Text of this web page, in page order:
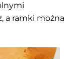
a ramki można